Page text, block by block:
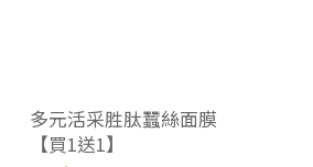
多元活采胜肽蠶絲面膜
【買1送1】